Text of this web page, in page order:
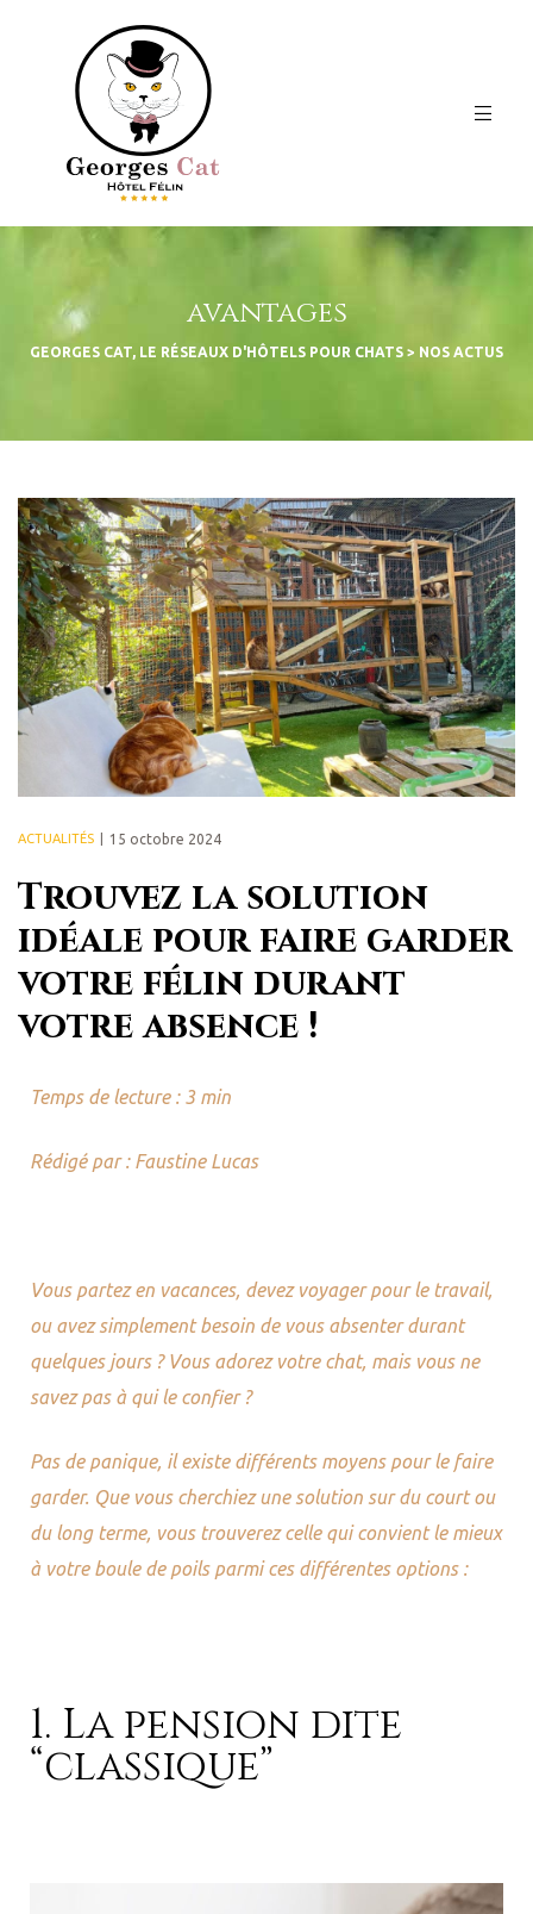
avantages
GEORGES CAT, LE RÉSEAUX D'HÔTELS POUR CHATS > NOS ACTUS
Trouvez la solution
idéale pour faire garder
votre félin durant
votre absence !
ACTUALITÉS 15 octobre 2024
Temps de lecture : 3 min
Rédigé par : Faustine Lucas
Vous partez en vacances, devez voyager pour le travail,
ou avez simplement besoin de vous absenter durant
quelques jours ? Vous adorez votre chat, mais vous ne
savez pas à qui le confier ?
Pas de panique, il existe différents moyens pour le faire
garder. Que vous cherchiez une solution sur du court ou
du long terme, vous trouverez celle qui convient le mieux
à votre boule de poils parmi ces différentes options :
1. La pension dite
“classique”
–